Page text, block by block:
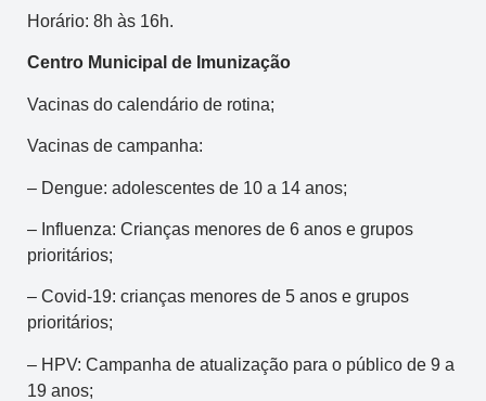
Horário: 8h às 16h.
Centro Municipal de Imunização
Vacinas do calendário de rotina;
Vacinas de campanha:
– Dengue: adolescentes de 10 a 14 anos;
– Influenza: Crianças menores de 6 anos e grupos
prioritários;
– Covid-19: crianças menores de 5 anos e grupos
prioritários;
– HPV: Campanha de atualização para o público de 9 a
19 anos;